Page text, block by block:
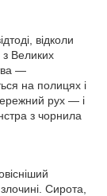
відколи
Великих
—
на полицях і
рух — і
з чорнила
Сирота,